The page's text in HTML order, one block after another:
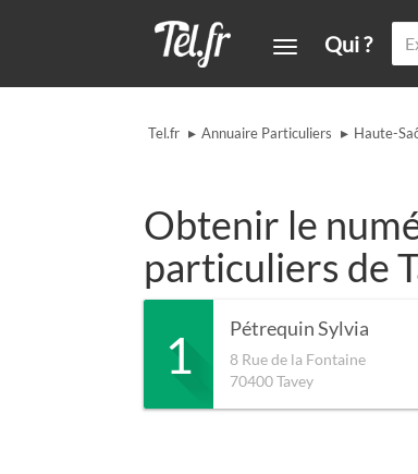
Qui ?
Tel.fr ▸ Annuaire Particuliers ▸ Haute-
Obtenir le
particuliers de
1 Pétrequin Sylvia
8 Rue de la Fontaine
70400Tavey